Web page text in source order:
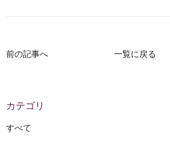
前の記事へ 一覧に戻る
カテゴリ
すべて